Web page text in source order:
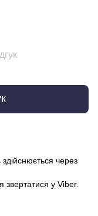
через
звертатися у Viber.